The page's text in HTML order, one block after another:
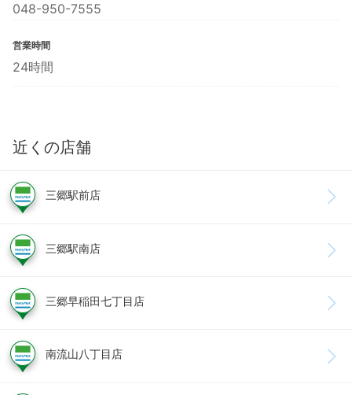
048-950-7555
営業時間
24時間
近くの店舗
三郷駅前店
三郷駅南店
三郷早稲田七丁目店
南流山八丁目店